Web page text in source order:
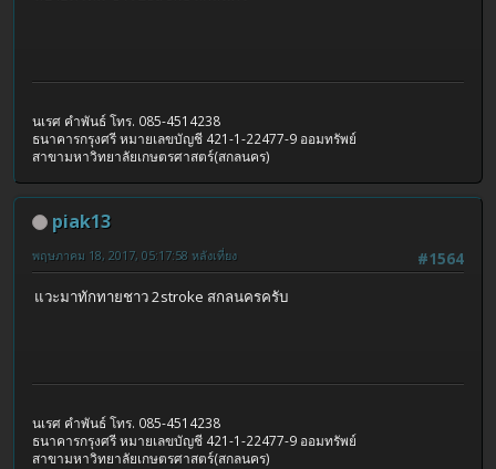
นเรศ คำพันธ์ โทร. 085-4514238
ธนาคารกรุงศรี หมายเลขบัญชี 421-1-22477-9 ออมทรัพย์
สาขามหาวิทยาลัยเกษตรศาสตร์(สกลนคร)
piak13
#1564
พฤษภาคม 18, 2017, 05:17:58 หลังเที่ยง
แวะมาทักทายชาว 2stroke สกลนครครับ
นเรศ คำพันธ์ โทร. 085-4514238
ธนาคารกรุงศรี หมายเลขบัญชี 421-1-22477-9 ออมทรัพย์
สาขามหาวิทยาลัยเกษตรศาสตร์(สกลนคร)